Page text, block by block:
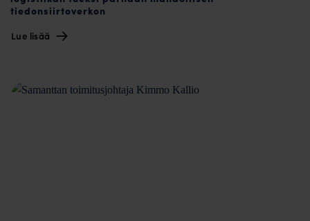
tiedonsiirtoverkon
Lue lisää